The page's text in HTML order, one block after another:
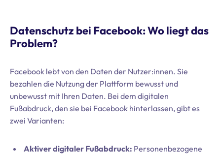
Datenschutz bei Facebook: Wo liegt das
Problem?
Facebook lebt von den Daten der Nutzer:innen. Sie
bezahlen die Nutzung der Plattform bewusst und
unbewusst mit Ihren Daten. Bei dem digitalen
Fußabdruck, den sie bei Facebook hinterlassen, gibt es
zwei Varianten:
Aktiver digitaler Fußabdruck: Personenbezogene